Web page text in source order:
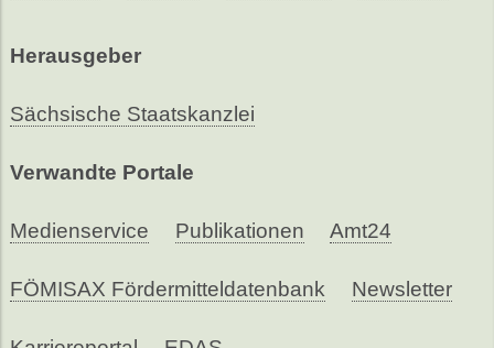
Herausgeber
Sächsische Staatskanzlei
Verwandte Portale
Medienservice Publikationen Amt24
FÖMISAX Fördermitteldatenbank Newsletter